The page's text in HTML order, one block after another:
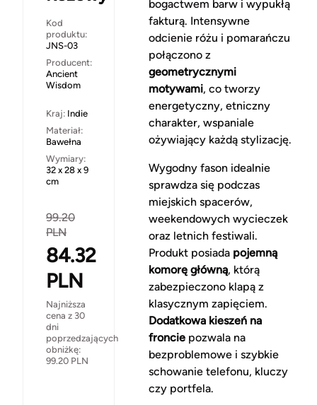
Kod
produktu:
JNS-03
Producent:
Ancient
Wisdom
Kraj: Indie
Materiał:
Bawełna
Wymiary:
32 x 28 x 9
cm
99.20
PLN
84.32
PLN
Najniższa
cena z 30
dni
poprzedzających
obniżkę:
99.20 PLN
bogactwem barw i wypukłą
fakturą. Intensywne
odcienie różu i pomarańczu
połączono z
geometrycznymi
motywami, co tworzy
energetyczny, etniczny
charakter, wspaniale
ożywiający każdą stylizację.
Wygodny fason idealnie
sprawdza się podczas
miejskich spacerów,
weekendowych wycieczek
oraz letnich festiwali.
Produkt posiada pojemną
komorę główną, którą
zabezpieczono klapą z
klasycznym zapięciem.
Dodatkowa kieszeń na
fronciepozwala na
bezproblemowe i szybkie
schowanie telefonu, kluczy
czy portfela.